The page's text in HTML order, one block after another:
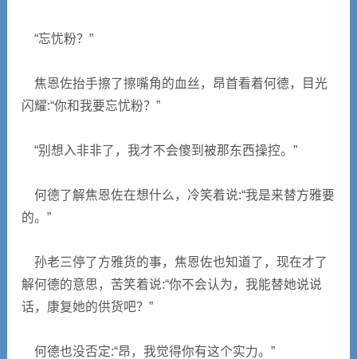
“忘忧粉？”
焦恩佐抬手擦了擦嘴角的血丝，昂首看着何德，目光
闪耀:“你和我要忘忧粉？”
“别想入非非了，我才不会傻到被那东西操控。”
何德了解焦恩佐在想什么，冷笑着说:“我是来替方雅要
的。”
孙老三停了方雅货的事，焦恩佐也知道了，现在才了
解何德的意思，苦笑着说:“你不会认为，我能替她说说
话，康复她的供货吧？”
何德也没否定:“昂，我觉得你有这个实力。”